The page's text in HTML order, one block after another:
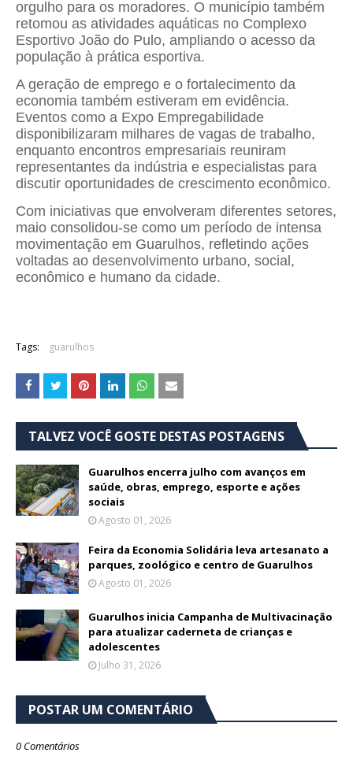
orgulho para os moradores. O município também
retomou as atividades aquáticas no Complexo
Esportivo João do Pulo, ampliando o acesso da
população à prática esportiva.
A geração de emprego e o fortalecimento da
economia também estiveram em evidência.
Eventos como a Expo Empregabilidade
disponibilizaram milhares de vagas de trabalho,
enquanto encontros empresariais reuniram
representantes da indústria e especialistas para
discutir oportunidades de crescimento econômico.
Com iniciativas que envolveram diferentes setores,
maio consolidou-se como um período de intensa
movimentação em Guarulhos, refletindo ações
voltadas ao desenvolvimento urbano, social,
econômico e humano da cidade.
Tags: guarulhos
TALVEZ VOCÊ GOSTE DESTAS POSTAGENS
Guarulhos encerra julho com avanços em
saúde, obras, emprego, esporte e ações
sociais
Agosto 01, 2026
Feira da Economia Solidária leva artesanato a
parques, zoológico e centro de Guarulhos
Agosto 01, 2026
Guarulhos inicia Campanha de Multivacinação
para atualizar caderneta de crianças e
adolescentes
Julho 31, 2026
POSTAR UM COMENTÁRIO
0 Comentários